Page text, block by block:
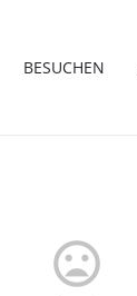
BESUCHEN